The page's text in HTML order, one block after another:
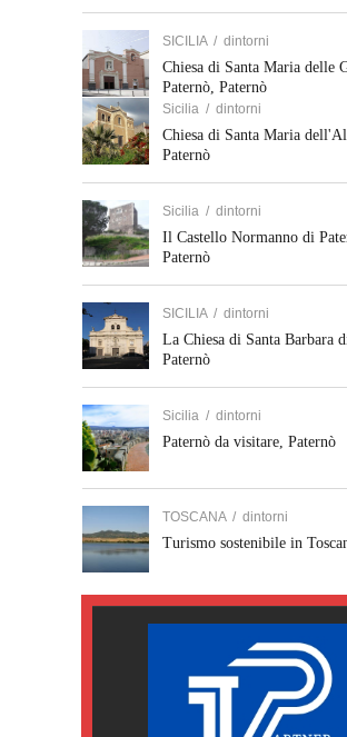
SICILIA / dintorni
Chiesa di Santa Maria delle
Paternò, Paternò
Sicilia / dintorni
Chiesa di Santa Maria
Paternò
Sicilia / dintorni
Il Castello Normanno di
Paternò
SICILIA / dintorni
La Chiesa di Santa Barbara
Paternò
Sicilia / dintorni
Paternò da visitare, Paternò
TOSCANA / dintorni
Turismo sostenibile in